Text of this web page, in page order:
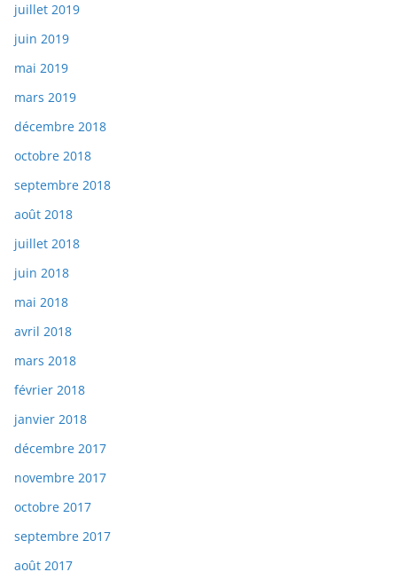
juillet 2019
juin 2019
mai 2019
mars 2019
décembre 2018
octobre 2018
septembre 2018
août 2018
juillet 2018
juin 2018
mai 2018
avril 2018
mars 2018
février 2018
janvier 2018
décembre 2017
novembre 2017
octobre 2017
septembre 2017
août 2017